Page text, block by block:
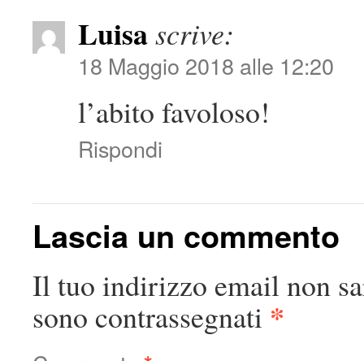
Luisascrive:
18 Maggio 2018 alle 12:20
l’abito favoloso!
Rispondi
Lascia un commento
Il tuo indirizzo email non
sono contrassegnati *